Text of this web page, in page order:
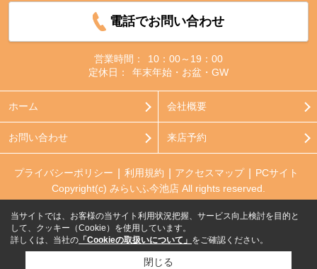
電話でお問い合わせ
営業時間：
10：00～19：00
定休日：
年末年始・お盆・GW
ホーム 会社概要
お問い合わせ 来店予約
プライバシーポリシー 利用規約 アクセスマップ
PCサイト
Copyright(c) みらいふ今池店 All rights reserved.
当サイトでは、お客様の当サイト利用状況把握、サービス向上検討を目的と
して、クッキー（Cookie）を使用しています。
詳しくは、当社の 「Cookieの取扱いについて」 をご確認ください。
閉じる